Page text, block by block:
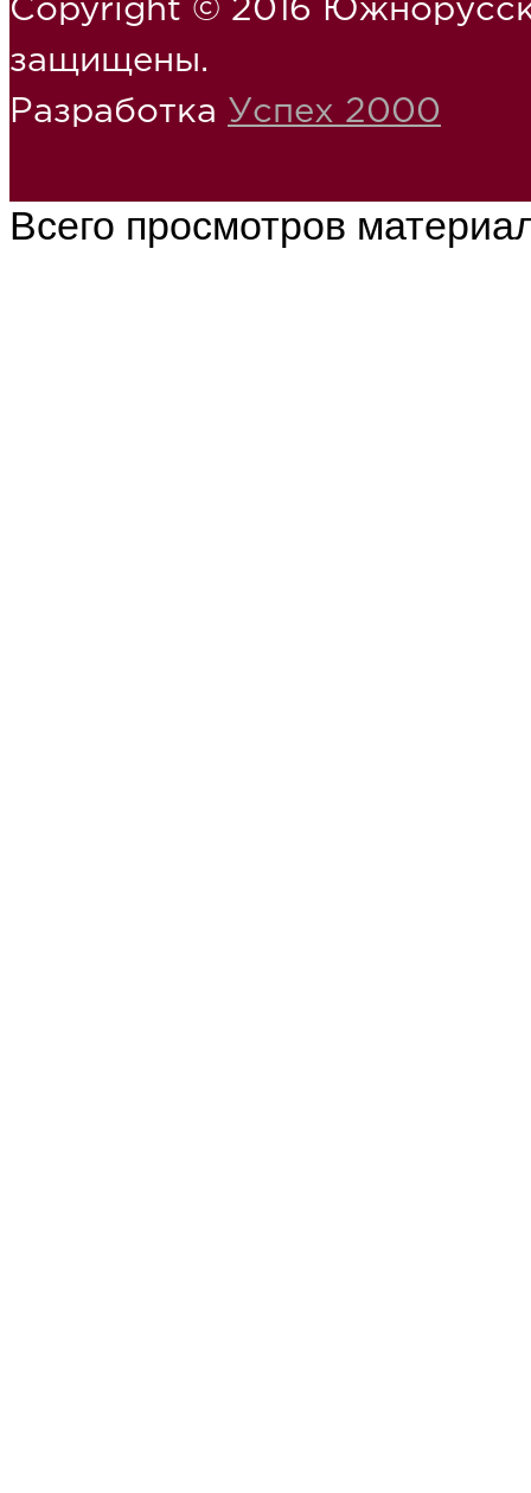
Copyright © 2016
защищены.
Разработка Успех 2000
Всего просмотров